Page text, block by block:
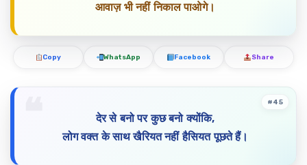
आवाज़ भी नहीं निकाल पाओगे।
Copy WhatsApp Facebook Share
देर से बनो पर कुछ बनो क्योंकि,
लोग वक्त के साथ खैरियत नहीं हैसियत पूछते हैं।
#45